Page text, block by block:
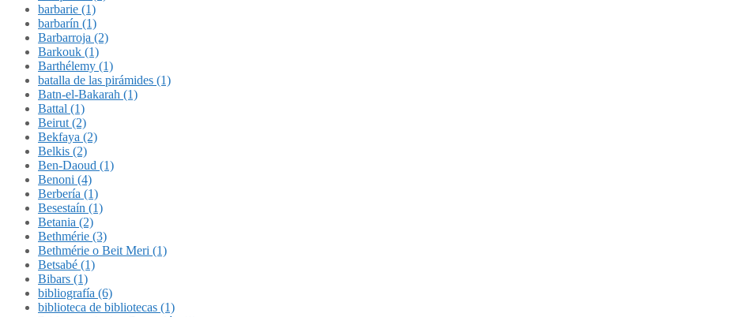
barbarie (1)
barbarín (1)
Barbarroja (2)
Barkouk (1)
Barthélemy (1)
batalla de las pirámides (1)
Batn-el-Bakarah (1)
Battal (1)
Beirut (2)
Bekfaya (2)
Belkis (2)
Ben-Daoud (1)
Benoni (4)
Berbería (1)
Besestaín (1)
Betania (2)
Bethmérie (3)
Bethmérie o Beit Meri (1)
Betsabé (1)
Bibars (1)
bibliografía (6)
biblioteca de bibliotecas (1)